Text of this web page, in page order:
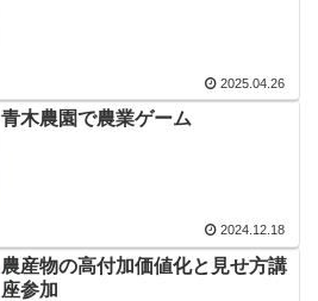
2025.04.26
青木農園で農業ゲーム
2024.12.18
農産物の高付加価値化と見せ方講
座参加